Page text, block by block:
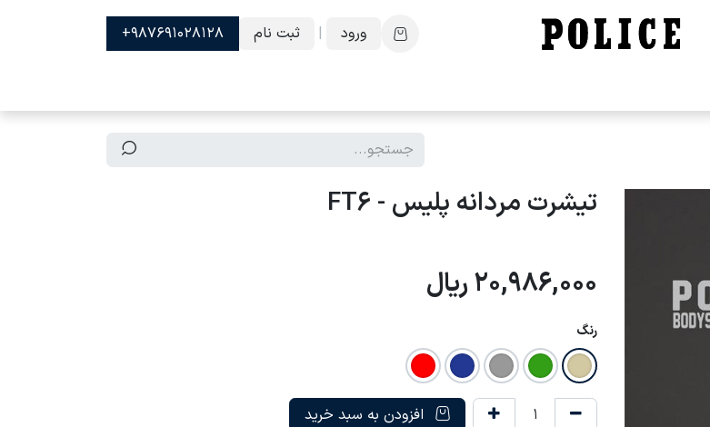
ورود
| ثبت نام 987691028128+
تیشرت مردانه پلیس - FT6
20,986,000ریال
رنگ
افزودن به سبد خرید